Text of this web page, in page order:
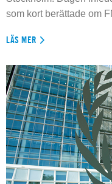
som kort berättade om
LÄS MER